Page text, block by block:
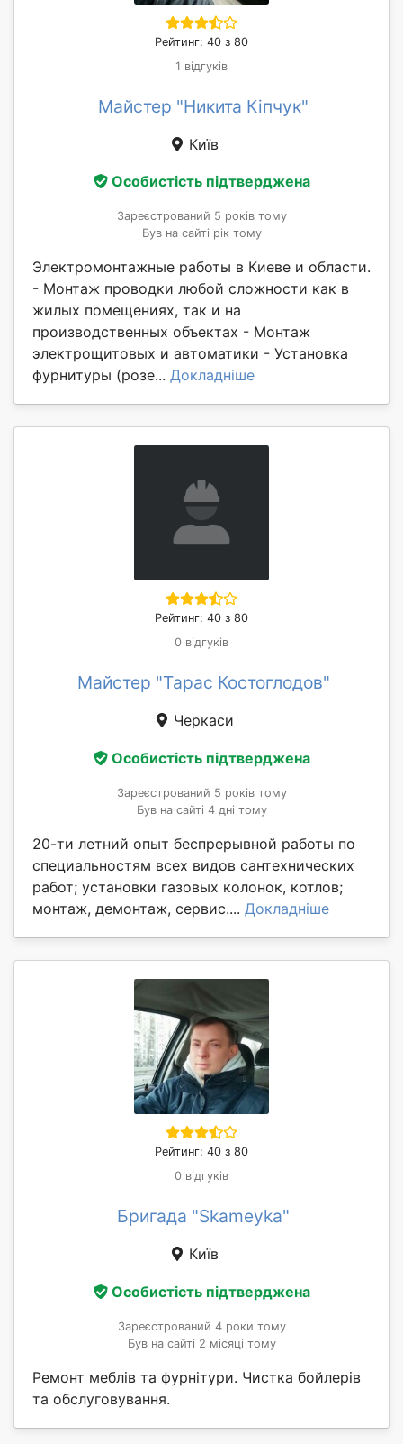
Рейтинг: 40 з 80
1 відгуків
Майстер "Никита Кіпчук"
Київ
Особистість підтверджена
Зареєстрований 5 років тому
Був на сайті рік тому
Электромонтажные работы в Киеве и области.
- Монтаж проводки любой сложности как в
жилых помещениях, так и на
производственных объектах - Монтаж
электрощитовых и автоматики - Установка
фурнитуры (розе... Докладніше
Рейтинг: 40 з 80
0 відгуків
Майстер "Тарас Костоглодов"
Черкаси
Особистість підтверджена
Зареєстрований 5 років тому
Був на сайті 4 дні тому
20-ти летний опыт беспрерывной работы по
специальностям всех видов сантехнических
работ; установки газовых колонок, котлов;
монтаж, демонтаж, сервис.... Докладніше
Рейтинг: 40 з 80
0 відгуків
Бригада "Skameyka"
Київ
Особистість підтверджена
Зареєстрований 4 роки тому
Був на сайті 2 місяці тому
Ремонт меблів та фурнітури. Чистка бойлерів
та обслуговування.